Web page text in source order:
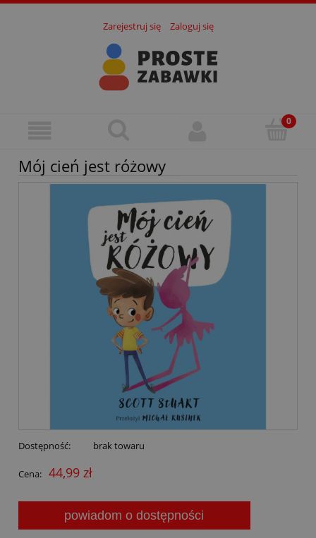
Zarejestruj się Zaloguj się
Mój cień jest różowy
Dostępność: brak towaru
Cena: 44,99 zł
powiadom o dostępności